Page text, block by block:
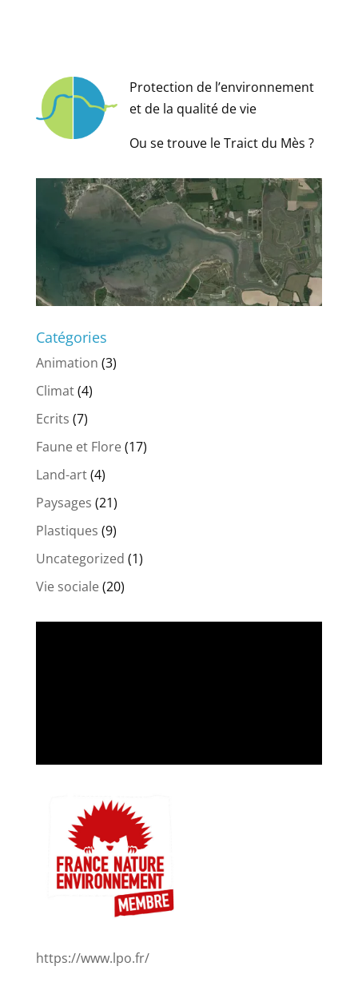
n
a
Protection de l’environnement
et de la qualité de vie
Ou se trouve le Traict du Mès ?
Catégories
Animation (3)
Climat(4)
Ecrits (7)
Faune et Flore(17)
Land-art(4)
Paysages (21)
Plastiques (9)
Uncategorized (1)
Vie sociale(20)
https://www.lpo.fr/